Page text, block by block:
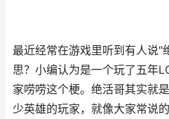
最近经常在游戏里听到有人说"
思？小编认为是一个玩了五年
家唠唠这个梗。绝活哥其实就
少英雄的玩家，就像大家常说